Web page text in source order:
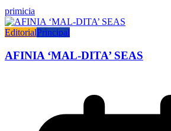
primicia
EditorialPrincipal
AFINIA ‘MAL-DITA’ SEAS